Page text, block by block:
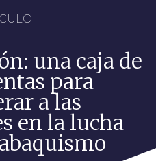
una caja de
para
a las
en la lucha